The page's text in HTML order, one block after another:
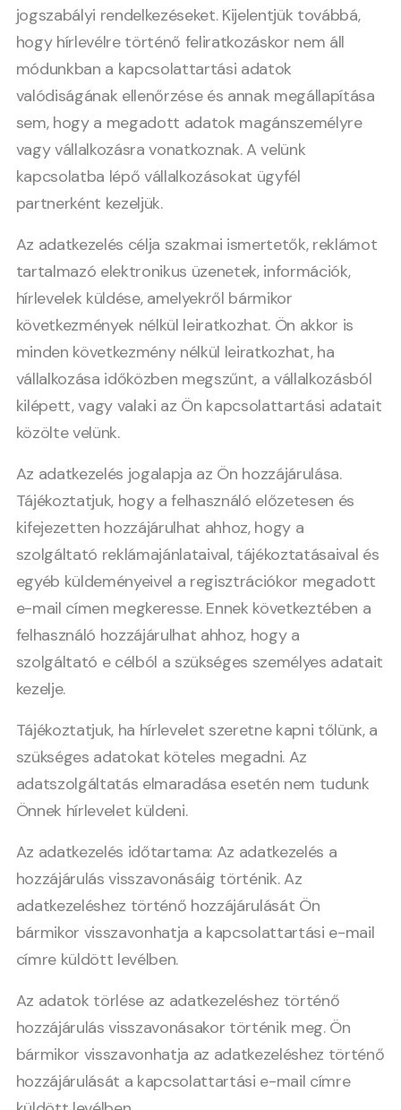
jogszabályi rendelkezéseket. Kijelentjük továbbá,
hogy hírlevélre történő feliratkozáskor nem áll
módunkban a kapcsolattartási adatok
valódiságának ellenőrzése és annak megállapítása
sem, hogy a megadott adatok magánszemélyre
vagy vállalkozásra vonatkoznak. A velünk
kapcsolatba lépő vállalkozásokat ügyfél
partnerként kezeljük.
Az adatkezelés célja szakmai ismertetők, reklámot
tartalmazó elektronikus üzenetek, információk,
hírlevelek küldése, amelyekről bármikor
következmények nélkül leiratkozhat. Ön akkor is
minden következmény nélkül leiratkozhat, ha
vállalkozása időközben megszűnt, a vállalkozásból
kilépett, vagy valaki az Ön kapcsolattartási adatait
közölte velünk.
Az adatkezelés jogalapja az Ön hozzájárulása.
Tájékoztatjuk, hogy a felhasználó előzetesen és
kifejezetten hozzájárulhat ahhoz, hogy a
szolgáltató reklámajánlataival, tájékoztatásaival és
egyéb küldeményeivel a regisztrációkor megadott
e-mail címen megkeresse. Ennek következtében a
felhasználó hozzájárulhat ahhoz, hogy a
szolgáltató e célból a szükséges személyes adatait
kezelje.
Tájékoztatjuk, ha hírlevelet szeretne kapni tőlünk, a
szükséges adatokat köteles megadni. Az
adatszolgáltatás elmaradása esetén nem tudunk
Önnek hírlevelet küldeni.
Az adatkezelés időtartama: Az adatkezelés a
hozzájárulás visszavonásáig történik. Az
adatkezeléshez történő hozzájárulását Ön
bármikor visszavonhatja a kapcsolattartási e-mail
címre küldött levélben.
Az adatok törlése az adatkezeléshez történő
hozzájárulás visszavonásakor történik meg. Ön
bármikor visszavonhatja az adatkezeléshez történő
hozzájárulását a kapcsolattartási e-mail címre